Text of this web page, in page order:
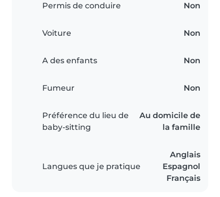
Permis de conduire Non
Voiture Non
A des enfants Non
Fumeur Non
Préférence du lieu de
baby-sitting
Au domicile de
la famille
Langues que je pratique
Anglais
Espagnol
Français